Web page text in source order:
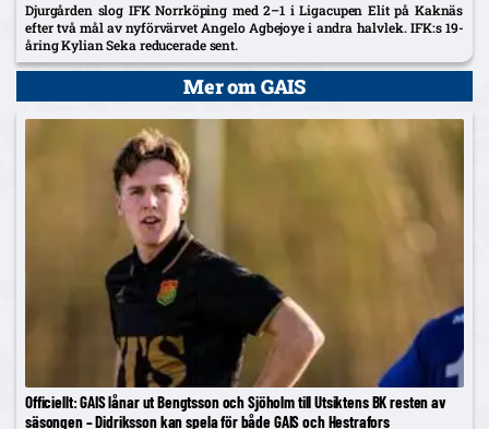
Djurgården slog IFK Norrköping med 2–1 i Ligacupen Elit på Kaknäs
efter två mål av nyförvärvet Angelo Agbejoye i andra halvlek. IFK:s 19-
åring Kylian Seka reducerade sent.
Mer om GAIS
Officiellt: GAIS lånar ut Bengtsson och Sjöholm till Utsiktens BK resten av
säsongen – Didriksson kan spela för både GAIS och Hestrafors